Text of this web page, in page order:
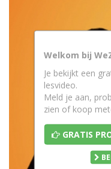
Welkom bij
Je bekijkt een
lesvideo.
Meld je aan,
zien of koop
GRATIS